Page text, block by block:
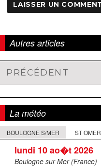
Autres articles
Navigation
de
l'article
PRÉCÉDENT
Article
La météo
BOULOGNE S/MER ST OMER
lundi 10 ao�t 2026
Boulogne sur Mer (France)